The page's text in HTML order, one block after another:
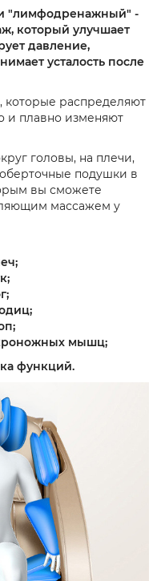
"лимфодренажный" -
который улучшает
давление,
усталость после
распределяют
и плавно изменяют
головы, на плечи,
подушки в
вы сможете
массажем у
мышц;
функций.